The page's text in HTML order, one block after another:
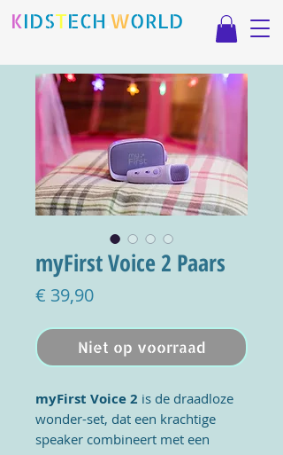
KIDSTECH WORLD
myFirst Voice 2 Paars
€ 39,90Prijs
Niet op voorraad
myFirst Voice 2 is de draadloze
wonder-set, dat een krachtige
speaker combineert met een